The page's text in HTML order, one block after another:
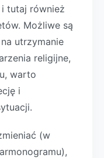
i tutaj również
Możliwe są
na utrzymanie
religijne,
warto
i
(w